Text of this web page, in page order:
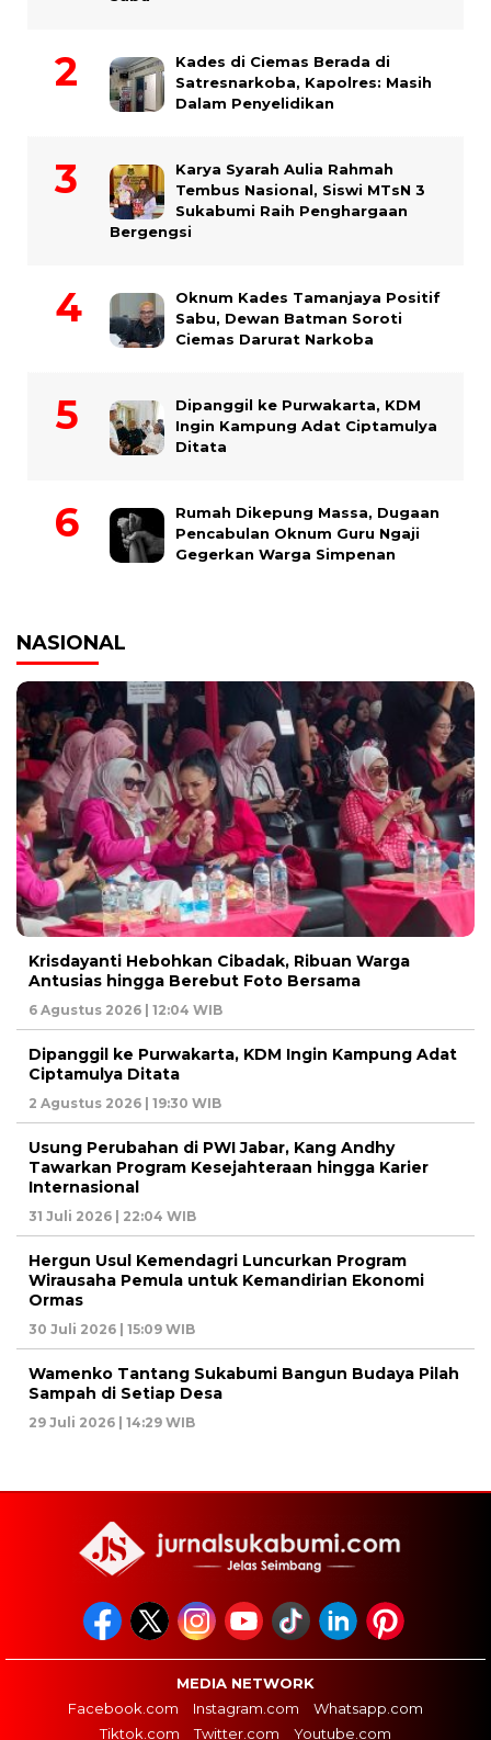
Kades di Ciemas Berada di
Satresnarkoba, Kapolres: Masih
Dalam Penyelidikan
Karya Syarah Aulia Rahmah
Tembus Nasional, Siswi MTsN 3
Sukabumi Raih Penghargaan
Bergengsi
Oknum Kades Tamanjaya Positif
Sabu, Dewan Batman Soroti
Ciemas Darurat Narkoba
Dipanggil ke Purwakarta, KDM
Ingin Kampung Adat Ciptamulya
Ditata
Rumah Dikepung Massa, Dugaan
Pencabulan Oknum Guru Ngaji
Gegerkan Warga Simpenan
NASIONAL
Krisdayanti Hebohkan Cibadak, Ribuan Warga
Antusias hingga Berebut Foto Bersama
6 Agustus 2026 | 12:04 WIB
Dipanggil ke Purwakarta, KDM Ingin Kampung Adat
Ciptamulya Ditata
2 Agustus 2026 | 19:30 WIB
Usung Perubahan di PWI Jabar, Kang Andhy
Tawarkan Program Kesejahteraan hingga Karier
Internasional
31 Juli 2026 | 22:04 WIB
Hergun Usul Kemendagri Luncurkan Program
Wirausaha Pemula untuk Kemandirian Ekonomi
Ormas
30 Juli 2026 | 15:09 WIB
Wamenko Tantang Sukabumi Bangun Budaya Pilah
Sampah di Setiap Desa
29 Juli 2026 | 14:29 WIB
MEDIA NETWORK
Facebook.com
Instagram.com
Whatsapp.com
Tiktok.com
Twitter.com Youtube.com